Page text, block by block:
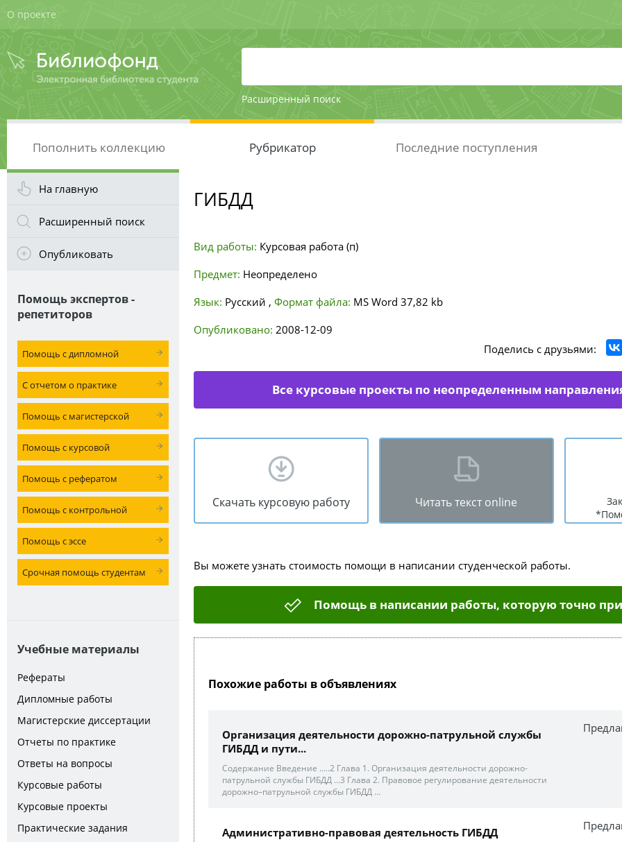
О проекте
Расширенный поиск
Пополнить коллекцию Рубрикатор Последние поступления
На главную
Расширенный поиск
Опубликовать
Помощь экспертов -
репетиторов
Помощь с дипломной
С отчетом о практике
Помощь с магистерской
Помощь с курсовой
Помощь с рефератом
Помощь с контрольной
Помощь с эссе
Срочная помощь студентам
Учебные материалы
Рефераты
Дипломные работы
Магистерские диссертации
Отчеты по практике
Ответы на вопросы
Курсовые работы
Курсовые проекты
Практические задания
ГИБДД
Вид работы: Курсовая работа (п)
Предмет: Неопределено
Язык: Русский , Формат файла: MS Word 37,82 kb
Опубликовано: 2008-12-09
Поделись с друзьями:
Все курсовые проекты по неопределенным
Скачать курсовую работу Читать текст online
Вы можете узнать стоимость помощи в написании студенческой работы.
Помощь в написании работы, которую точно
Похожие работы в объявлениях
Организация деятельности дорожно-патрульной службы
ГИБДД и пути...
Содержание Введение …..2 Глава 1. Организация деятельности дорожно-
патрульной службы ГИБДД …3 Глава 2. Правовое регулирование деятельности
дорожно–патрульной службы ГИБДД …
Административно-правовая деятельность ГИБДД